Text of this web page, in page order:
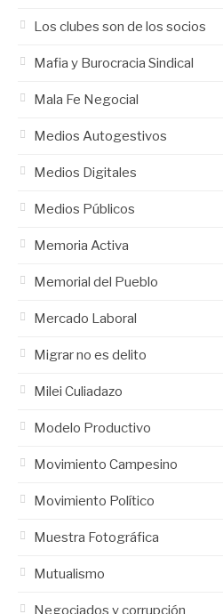
Los clubes son de los socios
Mafia y Burocracia Sindical
Mala Fe Negocial
Medios Autogestivos
Medios Digitales
Medios Públicos
Memoria Activa
Memorial del Pueblo
Mercado Laboral
Migrar no es delito
Milei Culiadazo
Modelo Productivo
Movimiento Campesino
Movimiento Político
Muestra Fotográfica
Mutualismo
Negociados y corrupción